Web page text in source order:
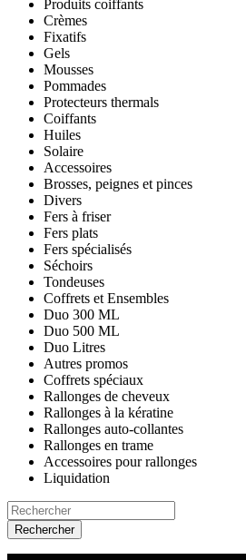
Produits coiffants
Crèmes
Fixatifs
Gels
Mousses
Pommades
Protecteurs thermals
Coiffants
Huiles
Solaire
Accessoires
Brosses, peignes et pinces
Divers
Fers à friser
Fers plats
Fers spécialisés
Séchoirs
Tondeuses
Coffrets et Ensembles
Duo 300 ML
Duo 500 ML
Duo Litres
Autres promos
Coffrets spéciaux
Rallonges de cheveux
Rallonges à la kératine
Rallonges auto-collantes
Rallonges en trame
Accessoires pour rallonges
Liquidation
Rechercher